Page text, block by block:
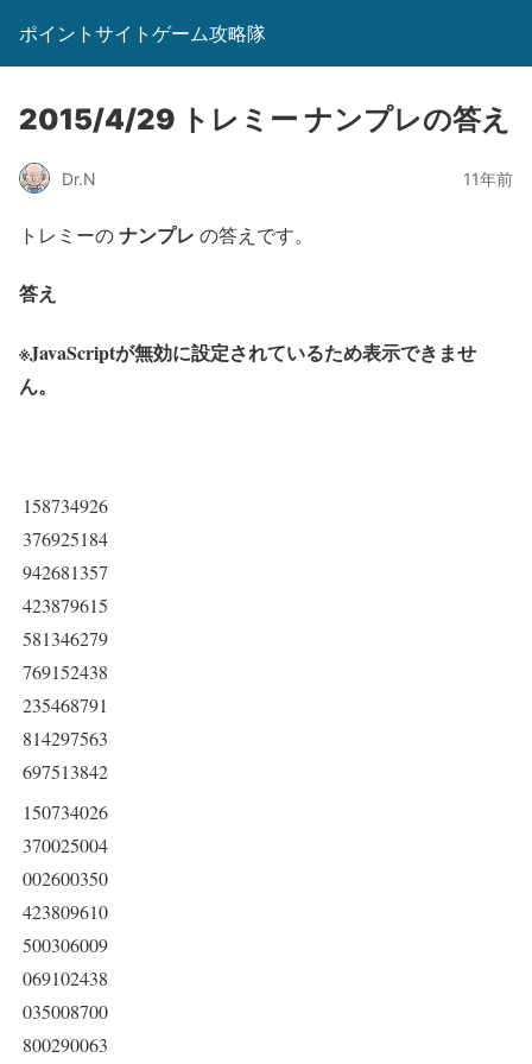
ポイントサイトゲーム攻略隊
2015/4/29 トレミー ナンプレの答え
Dr.N 11年前
トレミーのナンプレ の答えです。
答え
※JavaScriptが無効に設定されているため表示できませ
ん。
158734926
376925184
942681357
423879615
581346279
769152438
235468791
814297563
697513842
150734026
370025004
002600350
423809610
500306009
069102438
035008700
800290063